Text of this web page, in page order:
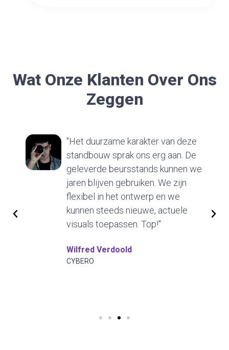
Wat Onze Klanten Over Ons
Zeggen
"Het duurzame karakter van deze
standbouw sprak ons erg aan. De
geleverde beursstands kunnen we
jaren blijven gebruiken. We zijn
flexibel in het ontwerp en we
kunnen steeds nieuwe, actuele
visuals toepassen. Top!"
Wilfred Verdoold
CYBERO